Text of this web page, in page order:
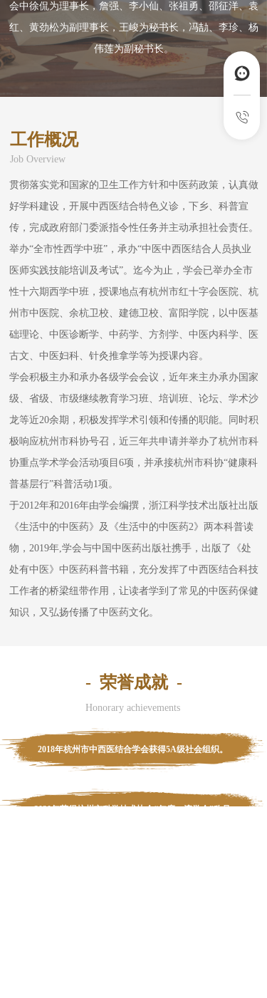
会中徐侃为理事长，詹强、李小仙、张祖勇、邵征洋、袁
红、黄劲松为副理事长，王峻为秘书长，冯劼、李珍、杨
伟莲为副秘书长。
工作概况
Job Overview
贯彻落实党和国家的卫生工作方针和中医药政策，认真做
好学科建设，开展中西医结合特色义诊，下乡、科普宣
传，完成政府部门委派指令性任务并主动承担社会责任。
举办“全市性西学中班”，承办“中医中西医结合人员执业
医师实践技能培训及考试”。迄今为止，学会已举办全市
性十六期西学中班，授课地点有杭州市红十字会医院、杭
州市中医院、余杭卫校、建德卫校、富阳学院，以中医基
础理论、中医诊断学、中药学、方剂学、中医内科学、医
古文、中医妇科、针灸推拿学等为授课内容。
学会积极主办和承办各级学会会议，近年来主办承办国家
级、省级、市级继续教育学习班、培训班、论坛、学术沙
龙等近20余期，积极发挥学术引领和传播的职能。同时积
极响应杭州市科协号召，近三年共申请并举办了杭州市科
协重点学术学会活动项目6项，并承接杭州市科协“健康科
普基层行”科普活动1项。
于2012年和2016年由学会编撰，浙江科学技术出版社出版
《生活中的中医药》及《生活中的中医药2》两本科普读
物，2019年,学会与中国中医药出版社携手，出版了《处
处有中医》中医药科普书籍，充分发挥了中西医结合科技
工作者的桥梁纽带作用，让读者学到了常见的中医药保健
知识，又弘扬传播了中医药文化。
-  荣誉成就  -
Honorary achievements
2018年杭州市中西医结合学会获得5A级社会组织。
2020年获得杭州市科学技术协会“年度一流学会”称号